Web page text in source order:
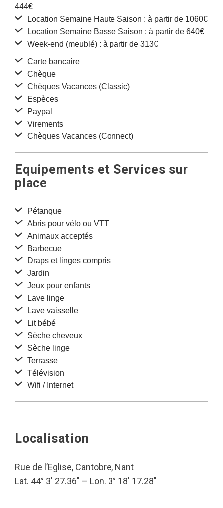
444€
Location Semaine Haute Saison : à partir de 1060€
Location Semaine Basse Saison : à partir de 640€
Week-end (meublé) : à partir de 313€
Carte bancaire
Chèque
Chèques Vacances (Classic)
Espèces
Paypal
Virements
Chèques Vacances (Connect)
Equipements et Services sur
place
Pétanque
Abris pour vélo ou VTT
Animaux acceptés
Barbecue
Draps et linges compris
Jardin
Jeux pour enfants
Lave linge
Lave vaisselle
Lit bébé
Sèche cheveux
Sèche linge
Terrasse
Télévision
Wifi / Internet
Localisation
Rue de l’Eglise, Cantobre, Nant
Lat. 44° 3′ 27.36″ – Lon. 3° 18′ 17.28″